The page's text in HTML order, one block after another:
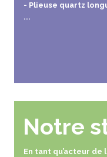
- Plieuse quartz
...
Notre
En tant qu’acteur